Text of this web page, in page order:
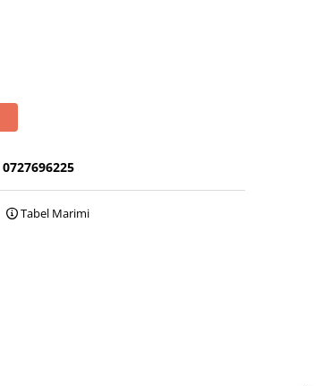
0727696225
Tabel Marimi